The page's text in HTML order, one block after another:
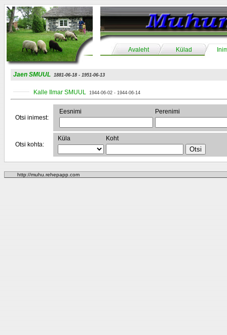
Avaleht Külad
Jaen SMUUL 1881-06-18 - 1951-06-13
Kalle Ilmar SMUUL 1944-06-02 - 1944-06-14
Otsi inimest:
Eesnimi Perenimi
Otsi kohta:
Küla Koht
http://muhu.rehepapp.com